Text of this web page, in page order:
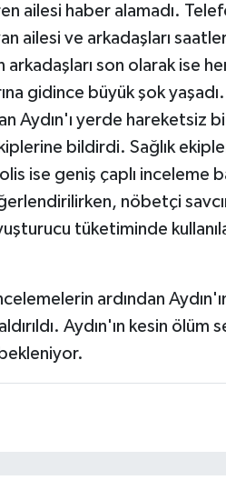
ailesi haber alamadı.
ailesi ve arkadaşları
arkadaşları son olarak ise
gidince büyük şok
Aydın'ı yerde hareketsiz
bildirdi. Sağlık
ise geniş çaplı inceleme
nöbetçi
tüketiminde
ardından
Aydın'ın kesin ölüm